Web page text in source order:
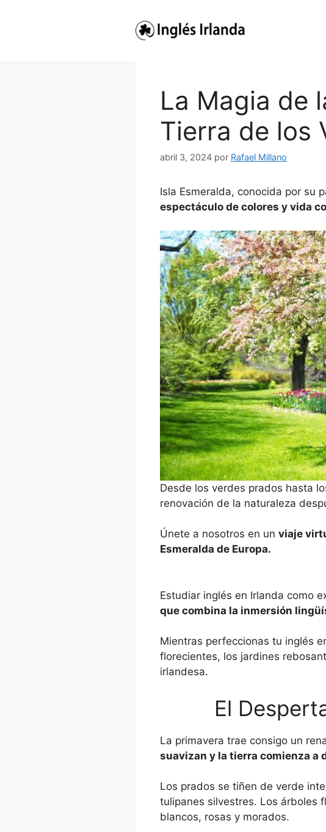
La Magia de
Tierra de los
abril 3, 2024 por Rafael Millano
Isla Esmeralda, conocida por su
espectáculo de colores y vida
Desde los verdes prados hasta
renovación de la naturaleza
Únete a nosotros en un viaje
Esmeralda de Europa.
Estudiar inglés en Irlanda como
que combina la inmersión
Mientras perfeccionas tu inglés
florecientes, los jardines
irlandesa.
El
La primavera trae consigo un
suavizan y la tierra comienza a
Los prados se tiñen de verde
tulipanes silvestres. Los árboles
blancos, rosas y morados.